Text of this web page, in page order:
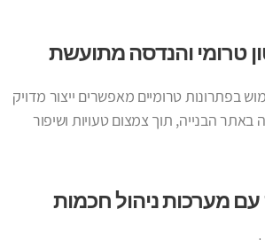
בפתרונות טרומיים מאפשרים ייצור מדויק
הבנייה, תוך צמצום טעויות ושיפור